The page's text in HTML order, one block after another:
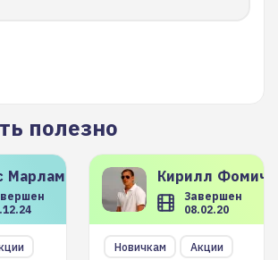
полезно
Марламов Кирилл
Завершен
08.02.20
Новичкам
Акции